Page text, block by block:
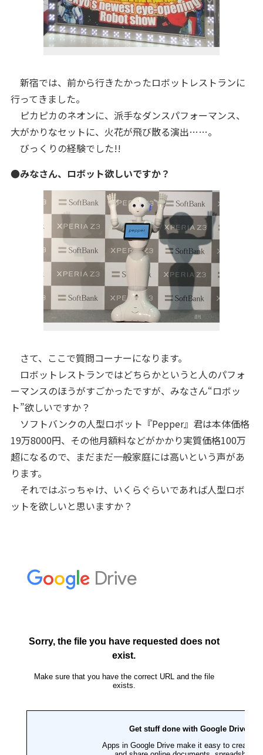
新宿では、前から行きたかったロボットレストランに
行ってきました。
ピカピカのネオンに、派手なダンスパフォーマンス、
大がかりなセットに、火花が飛び散る演出……。
びっくりの経験でした!!
●みなさん、ロボット欲しいですか？
さて、ここで質問コーナーになります。
ロボットレストランではどちらかというと人のパフォ
ーマンスのほうがすごかったですが、みなさん“ロボッ
ト”欲しいですか？
ソフトバンクの人型ロボット『Pepper』君は本体価格
19万8000円、その他月額料などがかかり実質価格100万
超になるので、まだまだ一般家庭には高いという声があ
ります。
それではぶっちゃけ、いくらぐらいであれば人型ロボ
ットを欲しいと思いますか？